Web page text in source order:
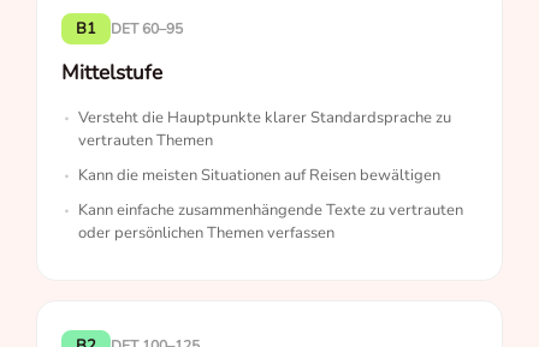
B1 DET 60–95
Mittelstufe
Versteht die Hauptpunkte klarer Standardsprache zu
vertrauten Themen
Kann die meisten Situationen auf Reisen bewältigen
Kann einfache zusammenhängende Texte zu vertrauten
oder persönlichen Themen verfassen